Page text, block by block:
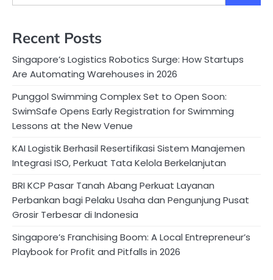
Recent Posts
Singapore’s Logistics Robotics Surge: How Startups
Are Automating Warehouses in 2026
Punggol Swimming Complex Set to Open Soon:
SwimSafe Opens Early Registration for Swimming
Lessons at the New Venue
KAI Logistik Berhasil Resertifikasi Sistem Manajemen
Integrasi ISO, Perkuat Tata Kelola Berkelanjutan
BRI KCP Pasar Tanah Abang Perkuat Layanan
Perbankan bagi Pelaku Usaha dan Pengunjung Pusat
Grosir Terbesar di Indonesia
Singapore’s Franchising Boom: A Local Entrepreneur’s
Playbook for Profit and Pitfalls in 2026